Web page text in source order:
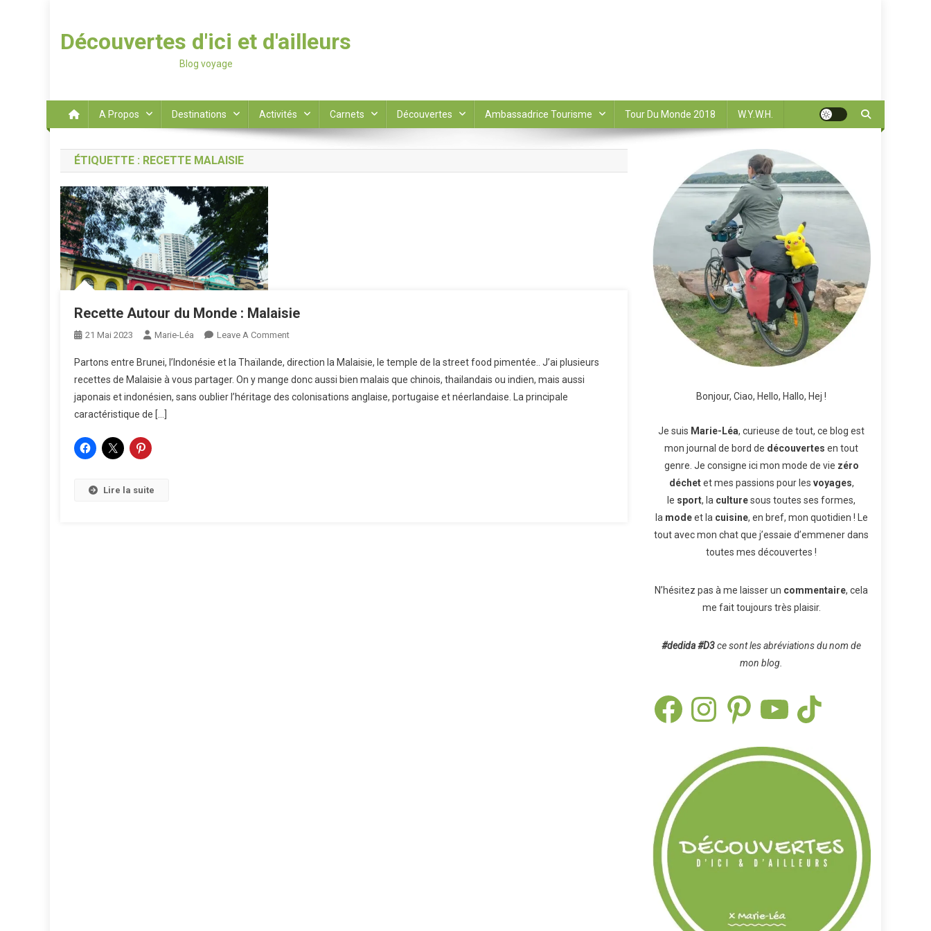
Découvertes d'ici et d'ailleurs
Blog voyage
A Propos Destinations Activités Carnets Découvertes Ambassadrice Tourisme Tour Du Monde 2018 W.Y.W.H.
ÉTIQUETTE : RECETTE MALAISIE
Recette Autour du Monde : Malaisie
21 Mai 2023 Marie-Léa Leave A CommentOn
Autour
Du
Monde
Partons entre Brunei, l’Indonésie et la Thaïlande, direction la Malaisie, le temple de la street food pimentée.. J’ai plusieurs
recettes de Malaisie à vous partager. On y mange donc aussi bien malais que chinois, thailandais ou indien, mais aussi
japonais et indonésien, sans oublier l’héritage des colonisations anglaise, portugaise et néerlandaise. La principale
caractéristique de […]
Lire la suite
Bonjour, Ciao, Hello, Hallo, Hej !
Je suis Marie-Léa, curieuse de tout, ce blog est
mon journal de bord de découvertes en tout
genre. Je consigne ici mon mode de vie zéro
déchetet mes passions pour les voyages,
le sport, la culturesous toutes ses formes,
la modeet la cuisine, en bref, mon quotidien ! Le
tout avec mon chat que j’essaie d’emmener dans
toutes mes découvertes !
N’hésitez pas à me laisser un commentaire, cela
me fait toujours très plaisir.
#dedida#D3ce sont les abréviations du nom de
mon blog.
FacebookInstagramPinterest TikTok